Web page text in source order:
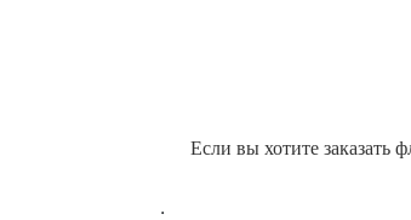
Если вы хотите заказать
.